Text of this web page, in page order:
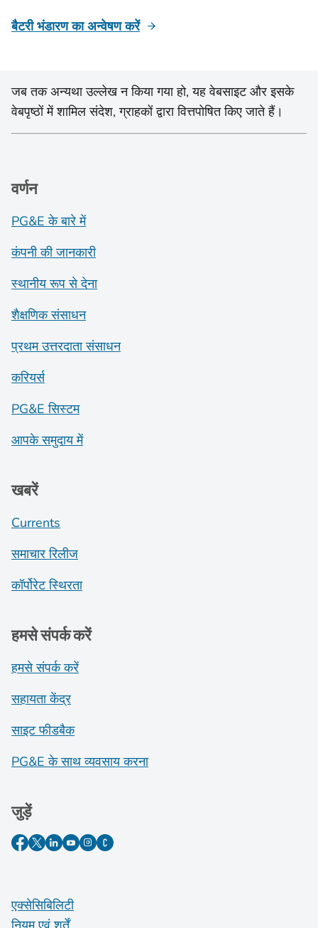
बैटरी भंडारण का अन्वेषण करें
जब तक अन्यथा उल्लेख न किया गया हो, यह वेबसाइट और इसके
वेबपृष्ठों में शामिल संदेश, ग्राहकों द्वारा वित्तपोषित किए जाते हैं।
वर्णन
PG&E के बारे में
कंपनी की जानकारी
स्थानीय रूप से देना
शैक्षणिक संसाधन
प्रथम उत्तरदाता संसाधन
करियर्स
PG&E सिस्टम
आपके समुदाय में
खबरें
Currents
समाचार रिलीज
कॉर्पोरेट स्थिरता
हमसे संपर्क करें
हमसे संपर्क करें
सहायता केंद्र
साइट फीडबैक
PG&E के साथ व्यवसाय करना
जुड़ें
एक्सेसिबिलिटी